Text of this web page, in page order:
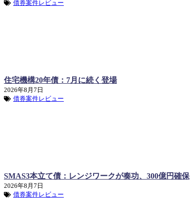
債券案件レビュー
住宅機構20年債：7月に続く登場
2026年8月7日
債券案件レビュー
SMAS3本立て債：レンジワークが奏功、300億円確保
2026年8月7日
債券案件レビュー